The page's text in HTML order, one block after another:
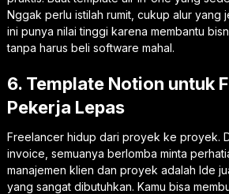
Nggak perlu istilah rumit, cukup alur yang
ini punya nilai tinggi karena membantu
tanpa harus beli software mahal.
6. Template Notion untuk
Pekerja Lepas
Freelancer hidup dari proyek ke proyek.
invoice, semuanya berlomba minta
manajemen klien dan proyek adalah Ide
yang sangat dibutuhkan. Kamu bisa